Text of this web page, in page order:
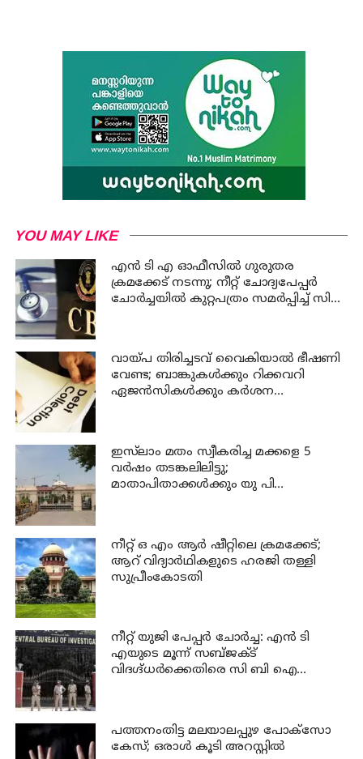
YOU MAY LIKE
എന്‍ ടി എ ഓഫീസില്‍ ഗുരുതര
ക്രമക്കേട് നടന്നു; നീറ്റ് ചോദ്യപേപ്പര്‍
ചോര്‍ച്ചയില്‍ കുറ്റപത്രം സമര്‍പ്പിച്ച് സി
വായ്പ തിരിച്ചടവ് വൈകിയാൽ ഭീഷണി
വേണ്ട; ബാങ്കുകൾക്കും റിക്കവറി
ഏജൻസികൾക്കും കർശന
ഇസ്‍ലാം മതം സ്വീകരിച്ച മക്കളെ 5
വർഷം തടങ്കലിലിട്ടു;
മാതാപിതാക്കൾക്കും യു പി
നീറ്റ് ഒ എം ആര്‍ ഷീറ്റിലെ ക്രമക്കേട്;
ആറ് വിദ്യാര്‍ഥികളുടെ ഹരജി തള്ളി
സുപ്രീംകോടതി
നീറ്റ് യുജി പേപ്പർ ചോർച്ച: എൻ ടി
എയുടെ മൂന്ന് സബ്ജക്ട്
വിദഗ്ദ്ധർക്കെതിരെ സി ബി ഐ
പത്തനംതിട്ട മലയാലപ്പുഴ പോക്സോ
കേസ്; ഒരാള്‍ കൂടി അറസ്റ്റില്‍